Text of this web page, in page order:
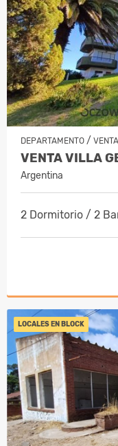
DEPARTAMENTO / VENTA
Argentina
2 Dormitorio / 2
LOCALES EN BLOCK